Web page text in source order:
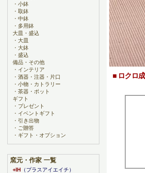
■ ロクロ
・ 小鉢
・ 取鉢
・ 中鉢
・ 多用鉢
大皿・盛込
・ 大皿
・ 大鉢
・ 盛込
備品・その他
・ インテリア
・ 酒器・注器・片口
・ 小物・カトラリー
・ 茶器・ポット
ギフト
・ プレゼント
・ イベントギフト
・ 引き出物
・ ご贈答
・ ギフト・オプション
窯元・作家 一覧
+IH （プラスアイエイチ）